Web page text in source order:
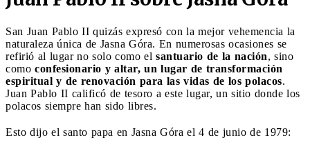
San Juan Pablo II quizás expresó con la mejor vehemencia la
naturaleza única de Jasna Góra. En numerosas ocasiones se
refirió al lugar no solo como el santuario de la nación, sino
como confesionario y altar, un lugar de transformación
espiritual y de renovación para las vidas de los polacos.
Juan Pablo II calificó de tesoro a este lugar, un sitio donde los
polacos siempre han sido libres.
Esto dijo el santo papa en Jasna Góra el 4 de junio de 1979: